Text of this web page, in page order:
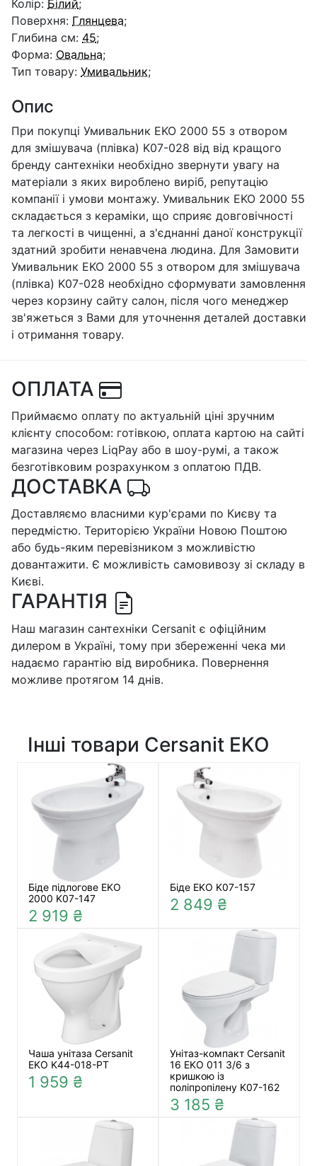
Колір: Білий;
Поверхня: Глянцева;
Глибина см: 45;
Форма: Овальна;
Тип товару: Умивальник;
Опис
При покупці Умивальник EKO 2000 55 з отвором
для змішувача (плівка) K07-028 від від кращого
бренду сантехніки необхідно звернути увагу на
матеріали з яких вироблено виріб, репутацію
компанії і умови монтажу. Умивальник EKO 2000 55
складається з кераміки, що сприяє довговічності
та легкості в чищенні, а з'єднанні даної конструкції
здатний зробити ненавчена людина. Для Замовити
Умивальник EKO 2000 55 з отвором для змішувача
(плівка) K07-028 необхідно сформувати замовлення
через корзину сайту салон, після чого менеджер
зв'яжеться з Вами для уточнення деталей доставки
і отримання товару.
ОПЛАТА
Приймаємо оплату по актуальній ціні зручним
клієнту способом: готівкою, оплата картою на сайті
магазина через LiqPay або в шоу-румі, а також
безготівковим розрахунком з оплатою ПДВ.
ДОСТАВКА
Доставляємо власними кур'єрами по Києву та
передмістю. Територією України Новою Поштою
або будь-яким перевізником з можливістю
довантажити. Є можливість самовивозу зі складу в
Києві.
ГАРАНТІЯ
Наш магазин сантехніки Cersanit є офіційним
дилером в Україні, тому при збереженні чека ми
надаємо гарантію від виробника. Повернення
можливе протягом 14 днів.
Інші товари Cersanit EKO
Біде підлогове EKO
2000 K07-147
2 919 ₴
Біде EKO K07-157
2 849 ₴
Чаша унітаза Cersanit
EKO K44-018-PT
1 959 ₴
Унітаз-компакт Cersanit
16 EKO 011 3/6 з
кришкою із
поліпропілену K07-162
3 185 ₴